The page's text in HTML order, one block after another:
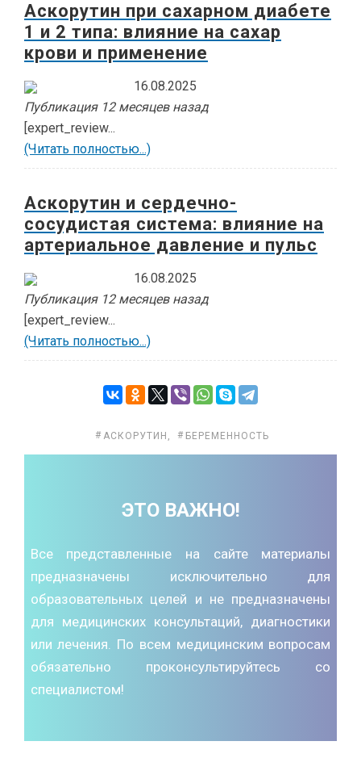
Аскорутин при сахарном диабете
1 и 2 типа: влияние на сахар
крови и применение
16.08.2025
Публикация 12 месяцев назад
[expert_review...
(Читать полностью...)
Аскорутин и сердечно-
сосудистая система: влияние на
артериальное давление и пульс
16.08.2025
Публикация 12 месяцев назад
[expert_review...
(Читать полностью...)
АСКОРУТИН , БЕРЕМЕННОСТЬ
ЭТО ВАЖНО!
Все представленные на сайте материалы
предназначены исключительно для
образовательных целей и не предназначены
для медицинских консультаций, диагностики
или лечения. По всем медицинским вопросам
обязательно проконсультируйтесь со
специалистом!